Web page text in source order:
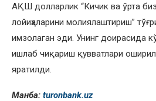
АҚШ долларлик “Кичик ва ўрта
лойиҳаларини молиялаштириш”
имзолаган эди. Унинг доирасида
ишлаб чиқариш қувватлари
яратилди.
Манба: turonbank.uz